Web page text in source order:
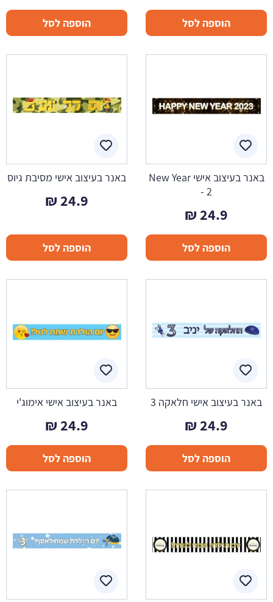
הוספה לסל הוספה לסל
באנר בעיצוב אישי New Year
- 2
24.9
₪
הוספה לסל
באנר בעיצוב אישי מסיבת גיוס
24.9
₪
הוספה לסל
באנר בעיצוב אישי חלאקה 3
24.9
₪
הוספה לסל
באנר בעיצוב אישי אימוג'י
24.9
₪
הוספה לסל